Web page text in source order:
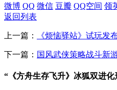
微博 QQ 微信 豆瓣 QQ空间 领
返回列表
上一篇： 《烦恼驿站》试玩发
下一篇： 国风武侠策略战斗新
“《方舟生存飞升》冰狐双进